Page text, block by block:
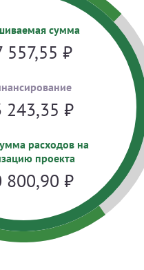
сумма
557,55 ₽
243,35 ₽
расходов на
проекта
800,90 ₽